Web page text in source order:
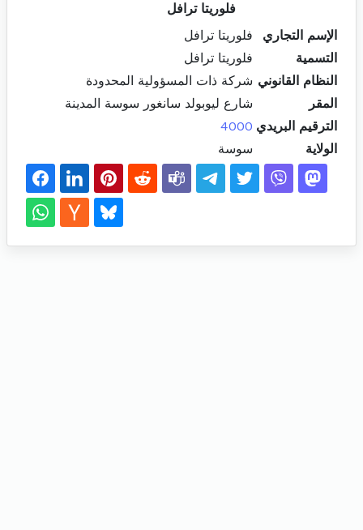
فلوريتا ترافل
الإسم التجاري
فلوريتا ترافل
التسمية
فلوريتا ترافل
النظام القانوني شركة ذات المسؤولية المحدودة
المقر
شارع ليوبولد سانغور سوسة المدينة
الترقيم البريدي 4000
الولاية
سوسة